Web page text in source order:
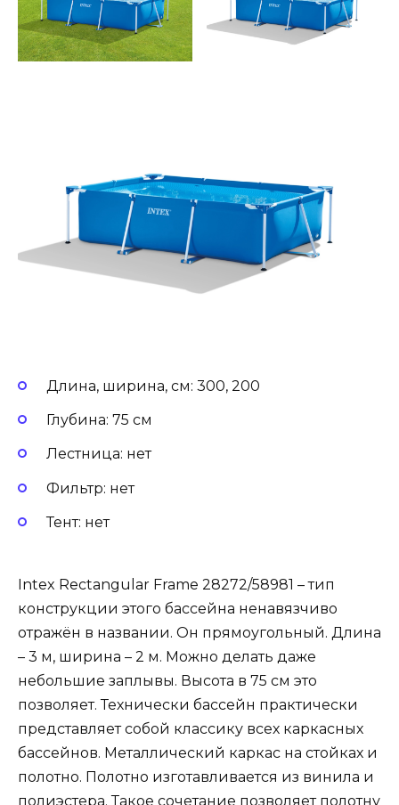
Длина, ширина, см: 300, 200
Глубина: 75 см
Лестница: нет
Фильтр: нет
Тент: нет
Intex Rectangular Frame 28272/58981 – тип
конструкции этого бассейна ненавязчиво
отражён в названии. Он прямоугольный. Длина
– 3 м, ширина – 2 м. Можно делать даже
небольшие заплывы. Высота в 75 см это
позволяет. Технически бассейн практически
представляет собой классику всех каркасных
бассейнов. Металлический каркас на стойках и
полотно. Полотно изготавливается из винила и
полиэстера. Такое сочетание позволяет полотну